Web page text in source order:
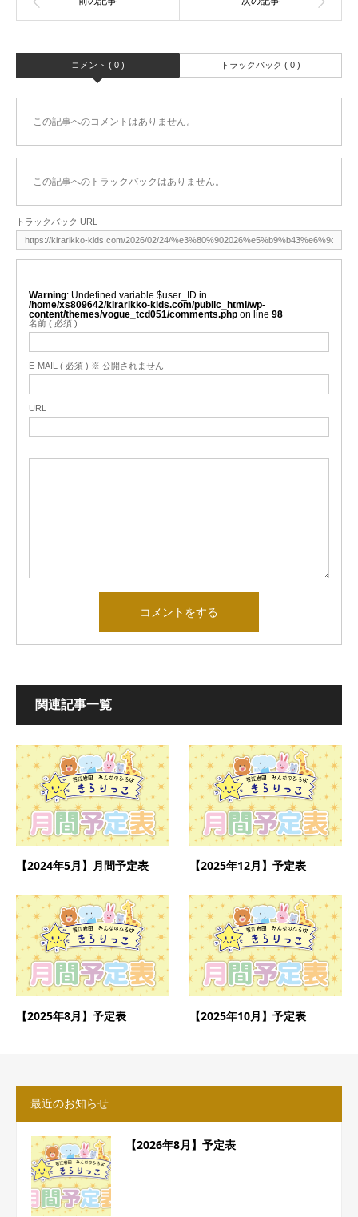
コメント ( 0 ) トラックバック ( 0 )
この記事へのコメントはありません。
この記事へのトラックバックはありません。
トラックバック URL
Warning : Undefined variable $user_ID in
/home/xs809642/kirarikko-kids.com/public_html/wp-
content/themes/vogue_tcd051/comments.php on line 98
名前 ( 必須 )
E-MAIL ( 必須 ) ※ 公開されません
URL
関連記事一覧
【2024年5月】月間予定表 【2025年12月】予定表
【2025年8月】予定表 【2025年10月】予定表
最近のお知らせ
【2026年8月】予定表